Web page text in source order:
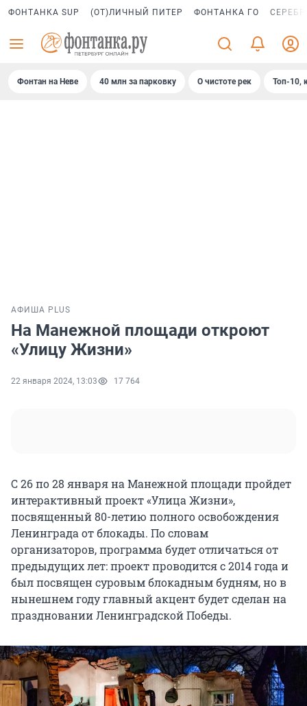
ФОНТАНКА SUP (ОТ)ЛИЧНЫЙ ПИТЕР ФОНТАНКА ГО
Фонтан на Неве 40 млн за парковку О чистоте рек Топ-10,
АФИША PLUS
На Манежной площади откроют
«Улицу Жизни»
22 января 2024, 13:03 17 764
С 26 по 28 января на Манежной площади пройдет
интерактивный проект «Улица Жизни»,
посвященный 80-летию полного освобождения
Ленинграда от блокады. По словам
организаторов, программа будет отличаться от
предыдущих лет: проект проводится с 2014 года и
был посвящен суровым блокадным будням, но в
нынешнем году главный акцент будет сделан на
праздновании Ленинградской Победы.